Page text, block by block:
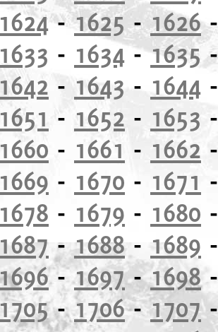
1624-1625-1626
1633 - 1634-1635
1642 - 1643 - 1644
1651 - 1652 - 1653
1660 - 1661 - 1662
1669 - 1670 - 1671
1678 - 1679 - 1680
1687 -1688- 1689
-1697-1698
-1706-1707